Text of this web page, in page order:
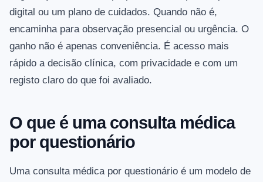
digital ou um plano de cuidados. Quando não é,
encaminha para observação presencial ou urgência. O
ganho não é apenas conveniência. É acesso mais
rápido a decisão clínica, com privacidade e com um
registo claro do que foi avaliado.
O que é uma consulta médica
por questionário
Uma consulta médica por questionário é um modelo de